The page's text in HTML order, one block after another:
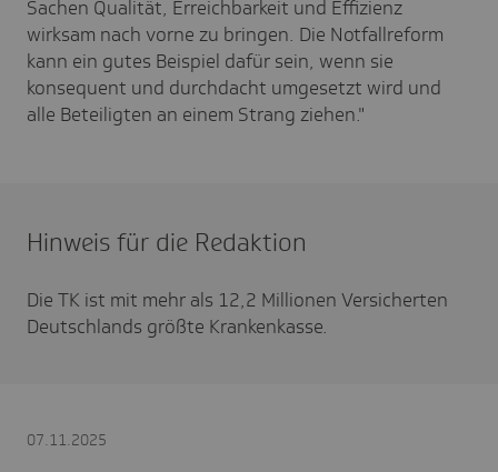
Sachen Qualität, Erreichbarkeit und Effizienz
wirksam nach vorne zu bringen. Die Notfallreform
kann ein gutes Beispiel dafür sein, wenn sie
konsequent und durchdacht umgesetzt wird und
alle Beteiligten an einem Strang ziehen."
Hinweis für die Redaktion
Die TK ist mit mehr als 12,2 Millionen Versicherten
Deutschlands größte Krankenkasse.
07.11.2025